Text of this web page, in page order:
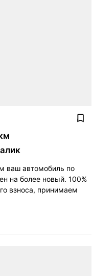
ваш автомобиль по
на более новый. 100%
взноса, принимаем